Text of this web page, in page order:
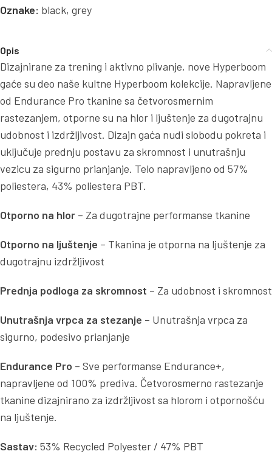
Oznake: black, grey
Opis
Dizajnirane za trening i aktivno plivanje, nove Hyperboom
gaće su deo naše kultne Hyperboom kolekcije. Napravljene
od Endurance Pro tkanine sa četvorosmernim
rastezanjem, otporne su na hlor i ljuštenje za dugotrajnu
udobnost i izdržljivost. Dizajn gaća nudi slobodu pokreta i
uključuje prednju postavu za skromnost i unutrašnju
vezicu za sigurno prianjanje. Telo napravljeno od 57%
poliestera, 43% poliestera PBT.
Otporno na hlor – Za dugotrajne performanse tkanine
Otporno na ljuštenje – Tkanina je otporna na ljuštenje za
dugotrajnu izdržljivost
Prednja podloga za skromnost – Za udobnost i skromnost
Unutrašnja vrpca za stezanje – Unutrašnja vrpca za
sigurno, podesivo prianjanje
Endurance Pro – Sve performanse Endurance+,
napravljene od 100% prediva. Četvorosmerno rastezanje
tkanine dizajnirano za izdržljivost sa hlorom i otpornošću
na ljuštenje.
Sastav: 53% Recycled Polyester / 47% PBT